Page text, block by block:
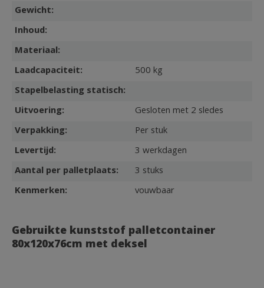
Gewicht:
Inhoud:
Materiaal:
Laadcapaciteit:
500 kg
Stapelbelasting statisch:
Uitvoering:
Gesloten met 2 sledes
Verpakking:
Per stuk
Levertijd:
3 werkdagen
Aantal per palletplaats:
3 stuks
Kenmerken:
vouwbaar
Gebruikte kunststof palletcontainer
80x120x76cm met deksel